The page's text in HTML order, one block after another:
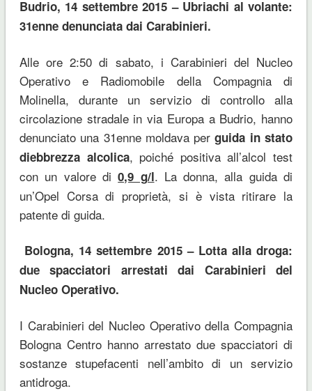
Budrio, 14 settembre 2015 – Ubriachi al volante:
31enne denunciata dai Carabinieri.
Alle ore 2:50 di sabato, i Carabinieri del Nucleo
Operativo e Radiomobile della Compagnia di
Molinella, durante un servizio di controllo alla
circolazione stradale in via Europa a Budrio, hanno
denunciato una 31enne moldava perguida in stato
diebbrezza alcolica, poiché positiva all’alcol test
con un valore di0,9 g/l. La donna, alla guida di
un’Opel Corsa di proprietà, si è vista ritirare la
patente di guida.
Bologna, 14 settembre 2015 – Lotta alla droga:
due spacciatori arrestati dai Carabinieri del
Nucleo Operativo.
I Carabinieri del Nucleo Operativo della Compagnia
Bologna Centro hanno arrestato due spacciatori di
sostanze stupefacenti nell’ambito di un servizio
antidroga.